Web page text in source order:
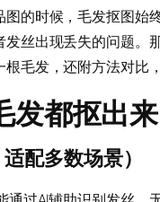
的时候，毛发抠图始
丝出现丢失的问题。
毛发，还附方法对比
发都抠出
配多数场景）